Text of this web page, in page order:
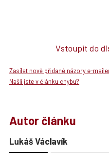
Vstoupit do
Zasílat nově přidané názory e-
Našli jste v článku chybu?
Autor článku
Lukáš Václavík